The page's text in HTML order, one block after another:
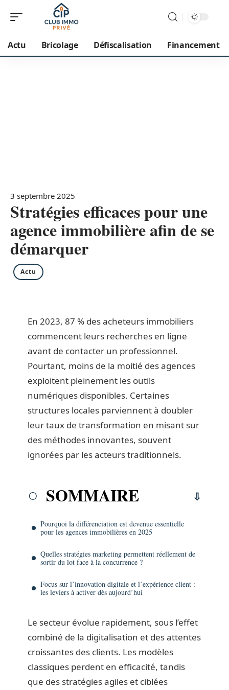
Actu Bricolage Défiscalisation Financement
3 septembre 2025
Stratégies efficaces pour une
agence immobilière afin de se
démarquer
Actu
En 2023, 87 % des acheteurs immobiliers
commencent leurs recherches en ligne
avant de contacter un professionnel.
Pourtant, moins de la moitié des agences
exploitent pleinement les outils
numériques disponibles. Certaines
structures locales parviennent à doubler
leur taux de transformation en misant sur
des méthodes innovantes, souvent
ignorées par les acteurs traditionnels.
SOMMAIRE
Pourquoi la différenciation est devenue essentielle
pour les agences immobilières en 2025
Quelles stratégies marketing permettent réellement de
sortir du lot face à la concurrence ?
Focus sur l’innovation digitale et l’expérience client :
les leviers à activer dès aujourd’hui
Le secteur évolue rapidement, sous l’effet
combiné de la digitalisation et des attentes
croissantes des clients. Les modèles
classiques perdent en efficacité, tandis
que des stratégies agiles et ciblées